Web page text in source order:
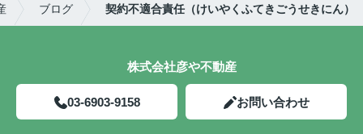
ブログ 契約不適合責任（けいやくふてきごうせきにん）
株式会社彦や不動産
03-6903-9158 お問い合わせ